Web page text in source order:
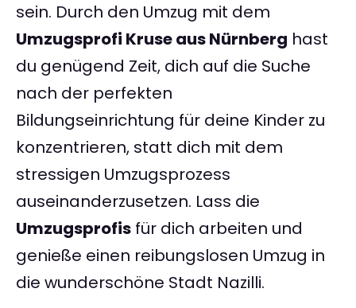
sein. Durch den Umzug mit dem
Umzugsprofi Kruse aus Nürnberg hast
du genügend Zeit, dich auf die Suche
nach der perfekten
Bildungseinrichtung für deine Kinder zu
konzentrieren, statt dich mit dem
stressigen Umzugsprozess
auseinanderzusetzen. Lass die
Umzugsprofis für dich arbeiten und
genieße einen reibungslosen Umzug in
die wunderschöne Stadt Nazilli.